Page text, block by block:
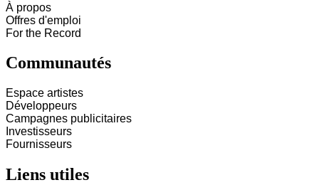
À propos
Offres d'emploi
For the Record
Communautés
Espace artistes
Développeurs
Campagnes publicitaires
Investisseurs
Fournisseurs
Liens utiles